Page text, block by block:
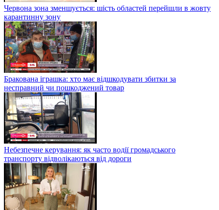
Червона зона зменшується: шість областей перейшли в жовту
карантинну зону
Бракована іграшка: хто має відшкодувати збитки за
несправний чи пошкоджений товар
Небезпечне керування: як часто водії громадського
транспорту відволікаються від дороги